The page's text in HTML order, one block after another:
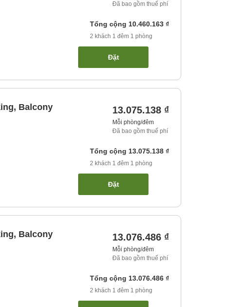
Đã bao gồm thuế phí
Tổng cộng 10.460.163 ₫
2 khách 1 đêm 1 phòng
Đặt
Balcony 13.075.138 ₫
Mỗi phòng/đêm
Đã bao gồm thuế phí
Tổng cộng 13.075.138 ₫
2 khách 1 đêm 1 phòng
Đặt
Balcony 13.076.486 ₫
Mỗi phòng/đêm
Đã bao gồm thuế phí
Tổng cộng 13.076.486 ₫
2 khách 1 đêm 1 phòng